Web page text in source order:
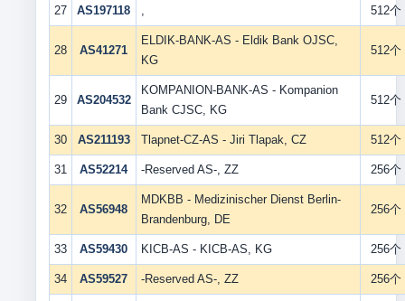
27 AS197118 , 512个
28 AS41271
ELDIK-BANK-AS - Eldik Bank OJSC,
KG
512个
29 AS204532
KOMPANION-BANK-AS - Kompanion
Bank CJSC, KG
512个
30 AS211193 Tlapnet-CZ-AS - Jiri Tlapak, CZ 512个
31 AS52214 -Reserved AS-, ZZ 256个
32 AS56948
MDKBB - Medizinischer Dienst Berlin-
Brandenburg, DE
256个
33 AS59430 KICB-AS - KICB-AS, KG 256个
34 AS59527 -Reserved AS-, ZZ 256个